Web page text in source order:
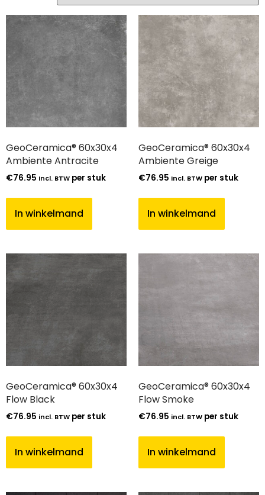
GeoCeramica® 60x30x4
Ambiente Antracite
€76.95 incl. BTW per stuk
In winkelmand
GeoCeramica® 60x30x4
Ambiente Greige
€76.95 incl. BTW per stuk
In winkelmand
GeoCeramica® 60x30x4
Flow Black
€76.95 incl. BTW per stuk
In winkelmand
GeoCeramica® 60x30x4
Flow Smoke
€76.95 incl. BTW per stuk
In winkelmand